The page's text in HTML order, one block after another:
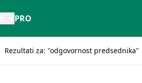
PRO
Rezultati za: "odgovornost predsednika"